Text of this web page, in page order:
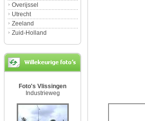
Overijssel
Utrecht
Zeeland
Zuid-Holland
Foto's Vlissingen
Industrieweg